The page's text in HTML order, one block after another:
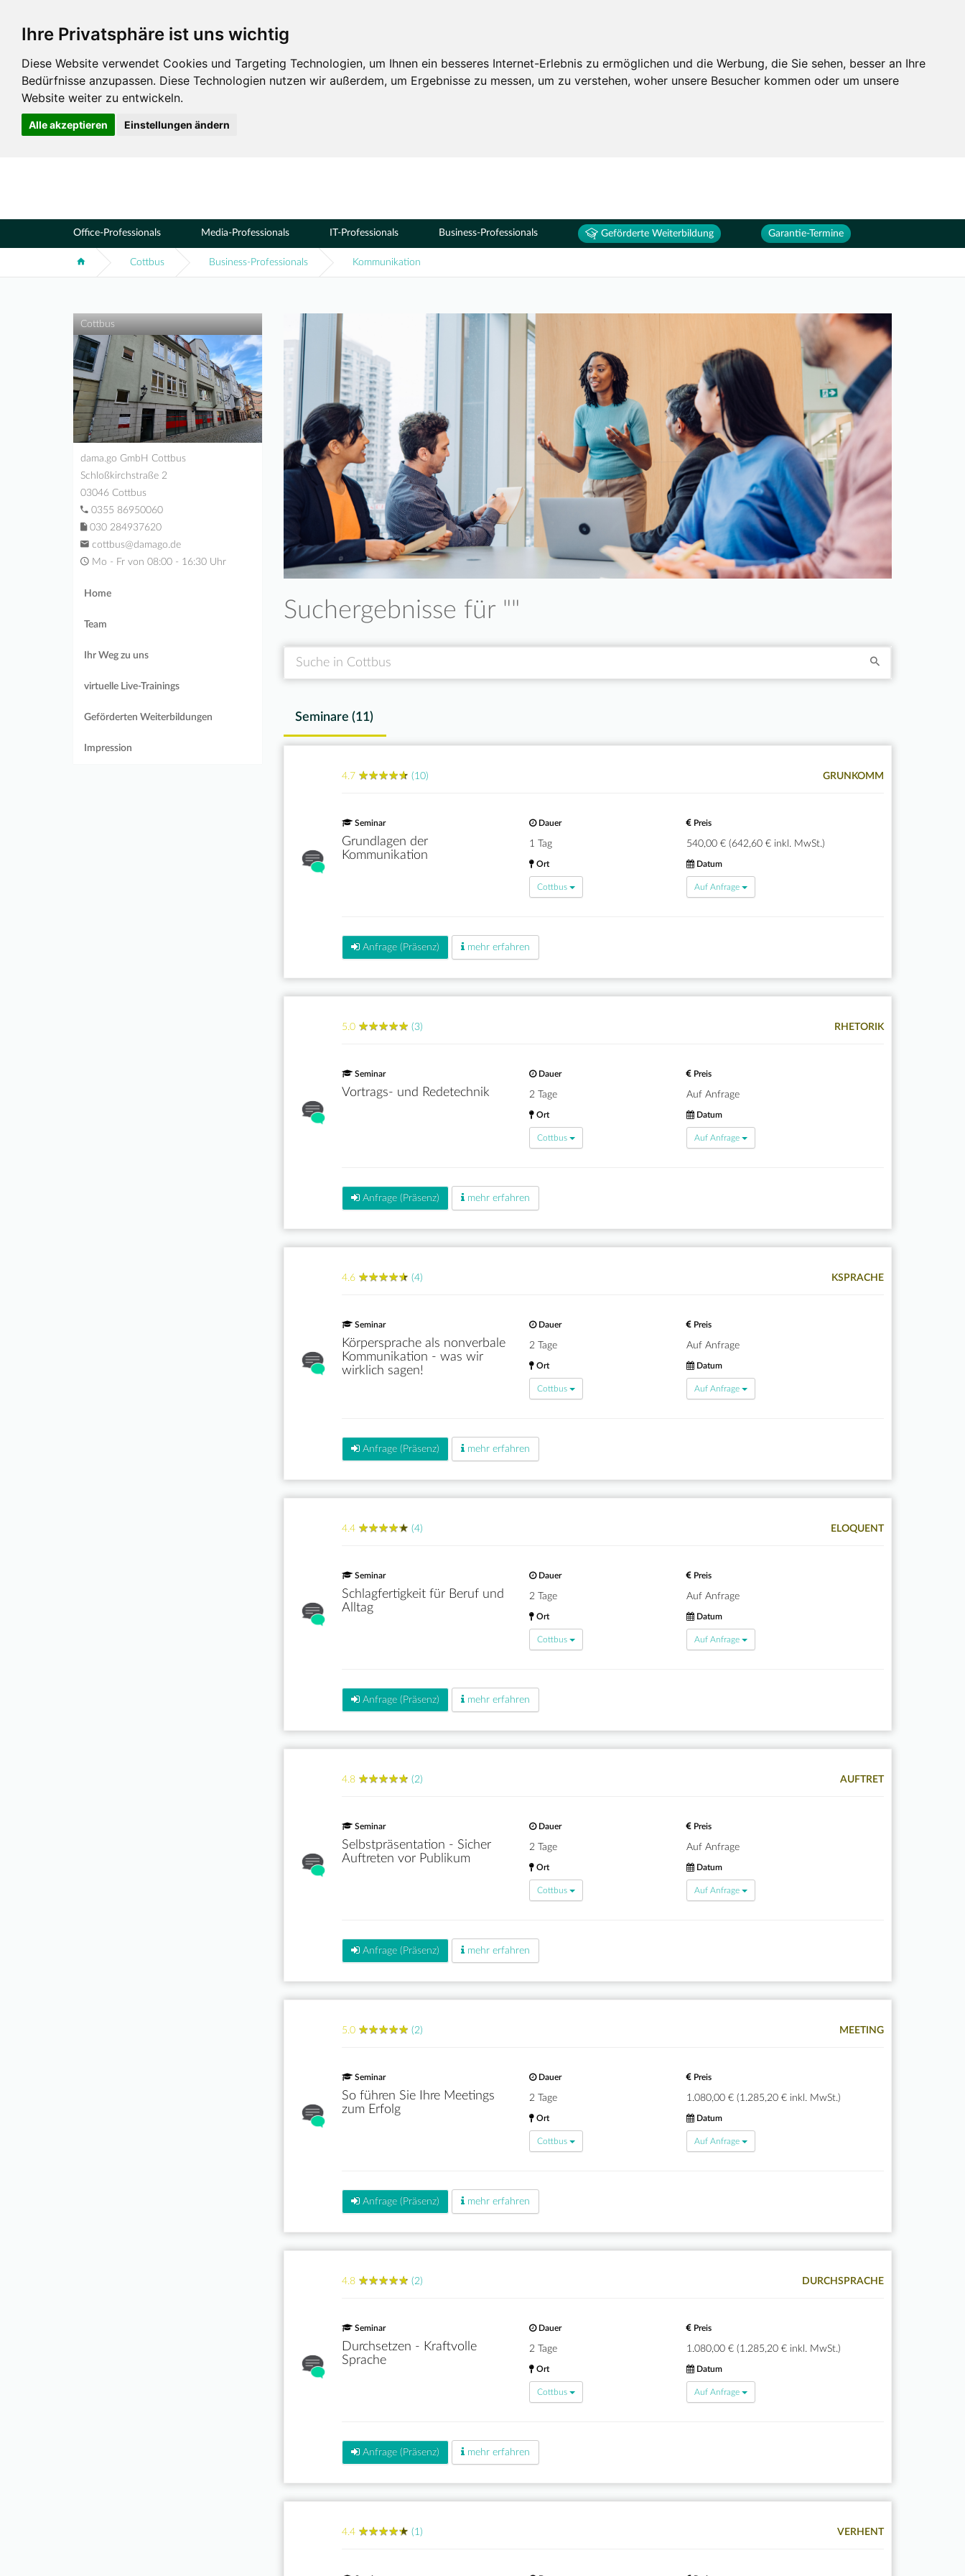
Ihre Privatsphäre ist uns wichtig
Diese Website verwendet Cookies und Targeting Technologien, um Ihnen ein besseres Internet-Erlebnis zu ermöglichen und die Werbung, die Sie sehen, besser an Ihre
Bedürfnisse anzupassen. Diese Technologien nutzen wir außerdem, um Ergebnisse zu messen, um zu verstehen, woher unsere Besucher kommen oder um unsere
Website weiter zu entwickeln.
Alle akzeptieren Einstellungen ändern
Standorte
Cottbus
Office-Professionals Media-Professionals IT-Professionals Business-Professionals Geförderte Weiterbildung Garantie-Termine
Cottbus Business-Professionals Kommunikation
Suchergebnisse für ""
Seminare (11)
4.7 ★★★★★
★★★★★ (10) GRUNKOMM
Seminar
Grundlagen der
Kommunikation
Dauer
1 Tag
Preis
540,00 € (642,60 € inkl. MwSt.)
Ort
Cottbus
Datum
Auf Anfrage
Anfrage (Präsenz) mehr erfahren
5.0 ★★★★★
★★★★★ (3) RHETORIK
Seminar
Vortrags- und Redetechnik
Dauer
2 Tage
Preis
Auf Anfrage
Ort
Cottbus
Datum
Auf Anfrage
Anfrage (Präsenz) mehr erfahren
4.6 ★★★★★
★★★★★ (4) KSPRACHE
Seminar
Körpersprache als nonverbale
Kommunikation - was wir
wirklich sagen!
Dauer
2 Tage
Preis
Auf Anfrage
Ort
Cottbus
Datum
Auf Anfrage
Anfrage (Präsenz) mehr erfahren
4.4 ★★★★★
★★★★★ (4) ELOQUENT
Seminar
Schlagfertigkeit für Beruf und
Alltag
Dauer
2 Tage
Preis
Auf Anfrage
Ort
Cottbus
Datum
Auf Anfrage
Anfrage (Präsenz) mehr erfahren
4.8 ★★★★★
★★★★★ (2) AUFTRET
Seminar
Selbstpräsentation - Sicher
Auftreten vor Publikum
Dauer
2 Tage
Preis
Auf Anfrage
Ort
Cottbus
Datum
Auf Anfrage
Anfrage (Präsenz) mehr erfahren
5.0 ★★★★★
★★★★★ (2) MEETING
Seminar
So führen Sie Ihre Meetings
zum Erfolg
Dauer
2 Tage
Preis
1.080,00 € (1.285,20 € inkl. MwSt.)
Ort
Cottbus
Datum
Auf Anfrage
Anfrage (Präsenz) mehr erfahren
4.8 ★★★★★
★★★★★ (2) DURCHSPRACHE
Seminar
Durchsetzen - Kraftvolle
Sprache
Dauer
2 Tage
Preis
1.080,00 € (1.285,20 € inkl. MwSt.)
Ort
Cottbus
Datum
Auf Anfrage
Anfrage (Präsenz) mehr erfahren
4.4 ★★★★★
★★★★★ (1) VERHENT
Cottbus
dama.go GmbH Cottbus
Schloßkirchstraße 2
03046 Cottbus
0355 86950060
030 284937620
cottbus@damago.de
Mo - Fr von 08:00 - 16:30 Uhr
Home
Team
Ihr Weg zu uns
virtuelle Live-Trainings
Geförderten Weiterbildungen
Impression